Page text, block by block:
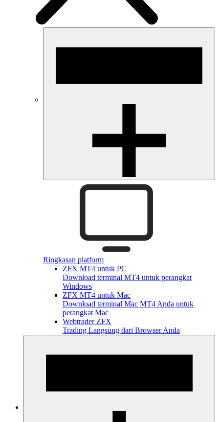
Ringkasan platform
ZFX MT4 untuk PC
Download terminal MT4 untuk perangkat
Windows
ZFX MT4 untuk Mac
Download terminal Mac MT4 Anda untuk
perangkat Mac
Webtrader ZFX
Trading Langsung dari Browser Anda